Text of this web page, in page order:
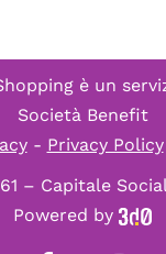
è un
Società Benefit
- Privacy Policy
– Capitale
Powered by